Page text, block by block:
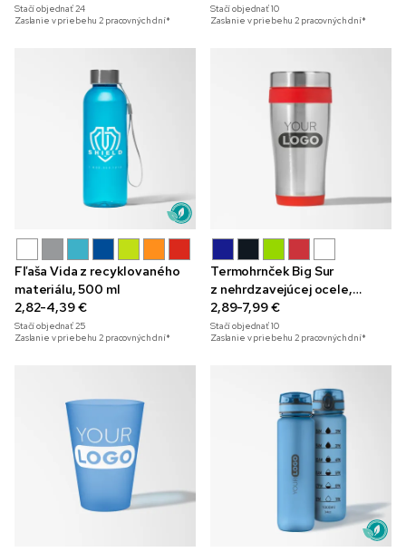
Stačí objednať24
Zaslanie v priebehu 2 pracovných dní*
Stačí objednať10
Zaslanie v priebehu 2 pracovných dní*
Fľaša Vida z recyklovaného
materiálu, 500 ml
2,82-4,39 €
Stačí objednať25
Zaslanie v priebehu 2 pracovných dní*
Termohrnček Big Sur
z nehrdzavejúcej ocele,
475 ml
2,89-7,99 €
Stačí objednať10
Zaslanie v priebehu 2 pracovných dní*